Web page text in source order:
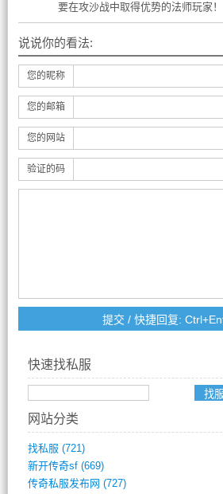
要在攻沙战中取得优势的法师玩家！
说说你的看法:
您的昵称
您的邮箱
您的网站
验证的码
快速找私服
网站分类
找私服 (721)
新开传奇sf(669)
传奇私服发布网 (727)